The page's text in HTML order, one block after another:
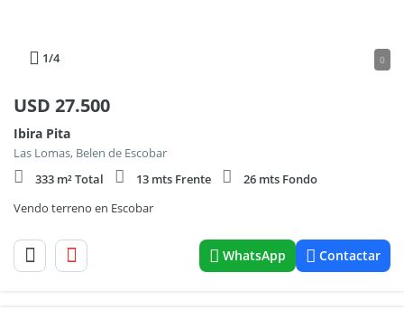
1/4 0
USD 27.500
Ibira Pita
Las Lomas, Belen de Escobar
333 m² Total
13 mts Frente
26 mts Fondo
Vendo terreno en Escobar
WhatsApp Contactar